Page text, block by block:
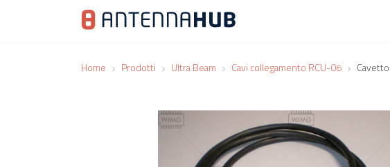
Home Prodotti Ultra Beam Cavi collegamento RCU-06